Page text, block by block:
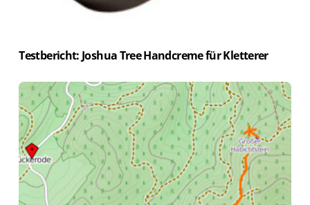
Testbericht: Joshua Tree Handcreme für Kletterer